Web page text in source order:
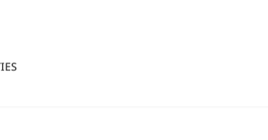
Glad oppervlak, ideaal om te